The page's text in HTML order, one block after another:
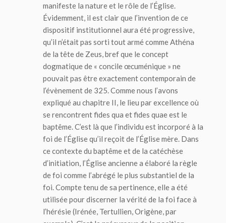
manifeste la nature et le rôle de l’Église.
Évidemment, il est clair que l’invention de ce
dispositif institutionnel aura été progressive,
qu’il n’était pas sorti tout armé comme Athéna
de la tête de Zeus, bref que le concept
dogmatique de « concile œcuménique » ne
pouvait pas être exactement contemporain de
l’évènement de 325. Comme nous l’avons
expliqué au chapitre II, le lieu par excellence où
se rencontrentfides qua etfides quaeest le
baptême. C’est là que l’individu est incorporé à la
foi de l’Église qu’il reçoit de l’Église mère. Dans
ce contexte du baptême et de la catéchèse
d’initiation, l’Église ancienne a élaboré la règle
de foi comme l’abrégé le plus substantiel de la
foi. Compte tenu de sa pertinence, elle a été
utilisée pour discerner la vérité de la foi face à
l’hérésie (Irénée, Tertullien, Origène, par